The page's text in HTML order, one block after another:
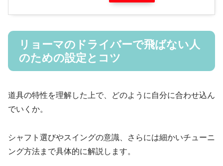
リョーマのドライバーで飛ばない人
のための設定とコツ
道具の特性を理解した上で、どのように自分に合わせ込ん
でいくか。
シャフト選びやスイングの意識、さらには細かいチューニ
ング方法まで具体的に解説します。